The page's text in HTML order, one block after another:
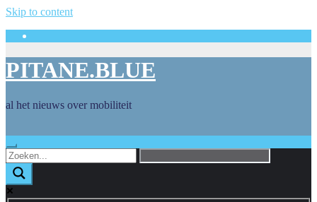
Skip to content
PITANE.BLUE
al het nieuws over mobiliteit